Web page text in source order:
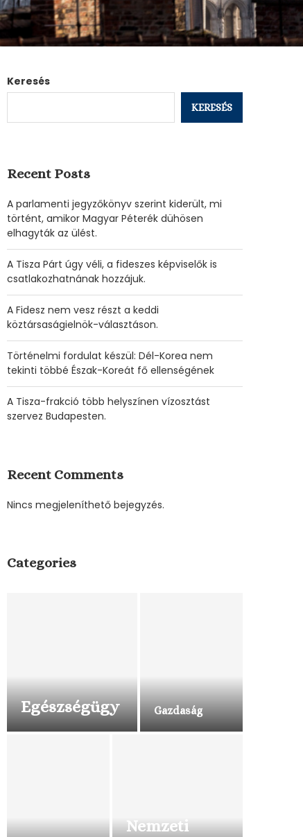
Keresés
KERESÉS
Recent Posts
A parlamenti jegyzőkönyv szerint kiderült, mi
történt, amikor Magyar Péterék dühösen
elhagyták az ülést.
A Tisza Párt úgy véli, a fideszes képviselők is
csatlakozhatnának hozzájuk.
A Fidesz nem vesz részt a keddi
köztársaságielnök-választáson.
Történelmi fordulat készül: Dél-Korea nem
tekinti többé Észak-Koreát fő ellenségének
A Tisza-frakció több helyszínen vízosztást
szervez Budapesten.
Recent Comments
Nincs megjeleníthető bejegyzés.
Categories
Egészségügy Gazdaság
Nemzeti